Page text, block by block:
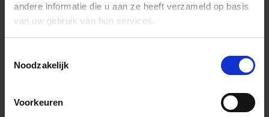
andere informatie die u aan ze heeft verzameld op basis
van uw gebruik van hun services.
Noodzakelijk
Voorkeuren